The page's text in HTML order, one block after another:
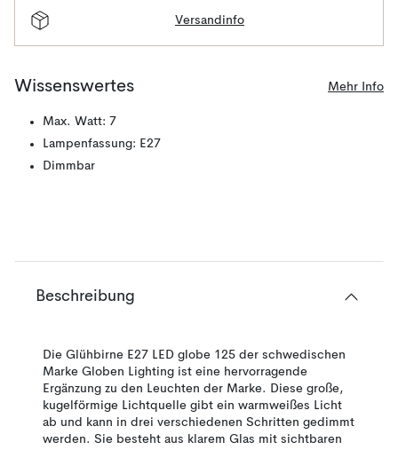
Versandinfo
Wissenswertes Mehr Info
Max. Watt: 7
Lampenfassung: E27
Dimmbar
Beschreibung
Die Glühbirne E27 LED globe 125 der schwedischen
Marke Globen Lighting ist eine hervorragende
Ergänzung zu den Leuchten der Marke. Diese große,
kugelförmige Lichtquelle gibt ein warmweißes Licht
ab und kann in drei verschiedenen Schritten gedimmt
werden. Sie besteht aus klarem Glas mit sichtbaren